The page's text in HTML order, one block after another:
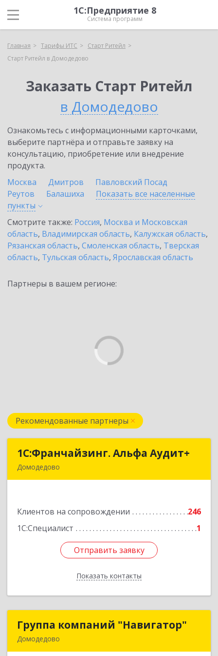
1С:Предприятие 8
Система программ
Главная Тарифы ИТС
Старт Ритейл
Старт Ритейл в Домодедово
Заказать Старт Ритейл
в Домодедово
Ознакомьтесь с информационными карточками,
выберите партнёра и отправьте заявку на
консультацию, приобретение или внедрение
продукта.
Москва
Дмитров
Павловский Посад
Реутов
Балашиха
Показать все населенные
пункты
Смотрите также: Россия, Москва и Московская
область, Владимирская область, Калужская область,
Рязанская область, Смоленская область, Тверская
область, Тульская область, Ярославская область
Партнеры в вашем регионе:
Рекомендованные партнеры
1С:Франчайзинг. Альфа Аудит+
Домодедово
Клиентов на сопровождении
246
1С:Специалист
1
Отправить заявку
Показать контакты
1С:Франчайзинг. Альфа Аудит+
Подробнее
Отправить заявку
Назад
Группа компаний "Навигатор"
Домодедово
Группа компаний "Навигатор"